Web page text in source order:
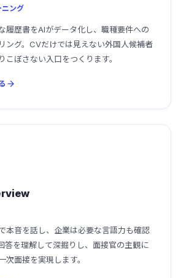
ング
履歴書をAIがデータ化し、職種要件への
ング。CVだけでは見えない外国人候補者
こぼさない入口をつくります。
本音を話し、企業は必要な言語力も確認
答を理解して深掘りし、面接官の主観に
次面接を実現します。